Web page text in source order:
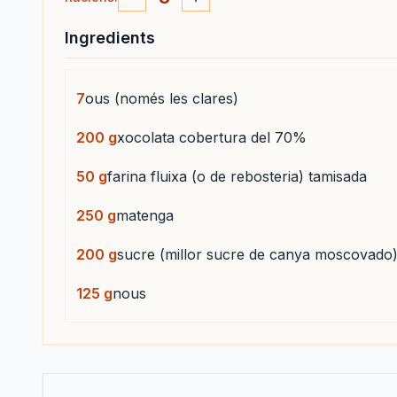
Ingredients
7ous (només les clares)
200 gxocolata cobertura del 70%
50 gfarina fluixa (o de rebosteria) tamisada
250 gmatenga
200 gsucre (millor sucre de canya moscovado)
125 gnous